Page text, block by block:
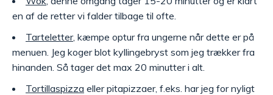
en af de retter vi falder tilbage til ofte.
Tarteletter, kæmpe optur fra ungerne når dette er på
menuen. Jeg koger blot kyllingebryst som jeg trækker fra
hinanden. Så tager det max 20 minutter i alt.
Tortillaspizza eller pitapizzaer, f.eks. har jeg for nyligt